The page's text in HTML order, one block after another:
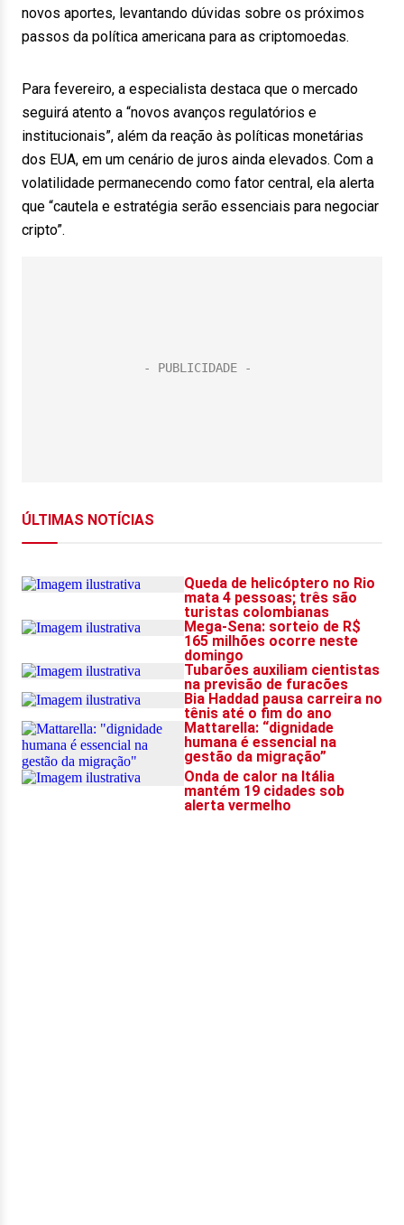
novos aportes, levantando dúvidas sobre os próximos
passos da política americana para as criptomoedas.
Para fevereiro, a especialista destaca que o mercado
seguirá atento a “novos avanços regulatórios e
institucionais”, além da reação às políticas monetárias
dos EUA, em um cenário de juros ainda elevados. Com a
volatilidade permanecendo como fator central, ela alerta
que “cautela e estratégia serão essenciais para negociar
cripto”.